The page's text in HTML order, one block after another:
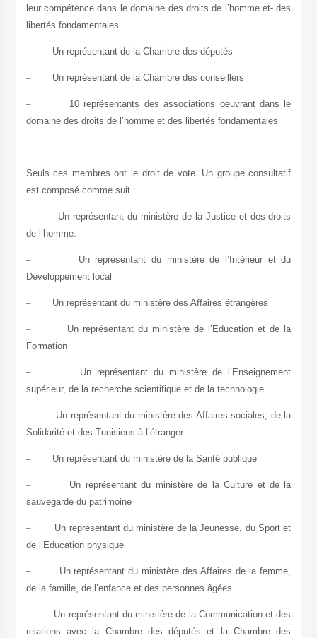
leur compétence dans le domaine des droits de l’homme et- des
libertés fondamentales.
– Un représentant de la Chambre des députés
– Un représentant de la Chambre des conseillers
–
10 représentants des associations oeuvrant dans le
domaine des droits de l’homme et des libertés fondamentales
Seuls ces membres ont le droit de vote. Un groupe consultatif
est composé comme suit :
–
Un représentant du ministère de la Justice et des droits
de l’homme.
–
Un représentant du ministère de l’Intérieur et du
Développement local
– Un représentant du ministère des Affaires étrangères
–
Un représentant du ministère de l’Education et de la
Formation
–
Un représentant du ministère de l’Enseignement
supérieur, de la recherche scientifique et de la technologie
–
Un représentant du ministère des Affaires sociales, de la
Solidarité et des Tunisiens à l’étranger
– Un représentant du ministère de la Santé publique
–
Un représentant du ministère de la Culture et de la
sauvegarde du patrimoine
–
Un représentant du ministère de la Jeunesse, du Sport et
de l’Education physique
–
Un représentant du ministère des Affaires de la femme,
de la famille, de l’enfance et des personnes âgées
–
Un représentant du ministère de la Communication et des
relations avec la Chambre des députés et la Chambre des